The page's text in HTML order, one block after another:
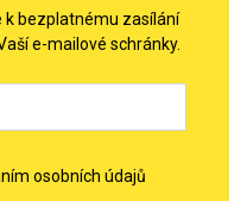
k bezplatnému zasílání
e-mailové schránky.
osobních údajů